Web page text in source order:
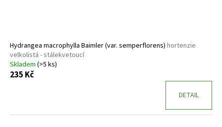
Hydrangea macrophylla Baimler (var. semperflorens) hortenzie
velkolistá - stálekvetoucí
Skladem (>5 ks)
235 Kč
DETAIL